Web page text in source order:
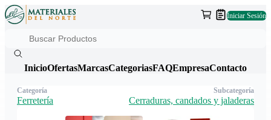
Iniciar Sesión
InicioOfertasMarcasCategoriasFAQEmpresaContacto
Categoría
Ferretería
Subcategoría
Cerraduras, candados y jaladeras